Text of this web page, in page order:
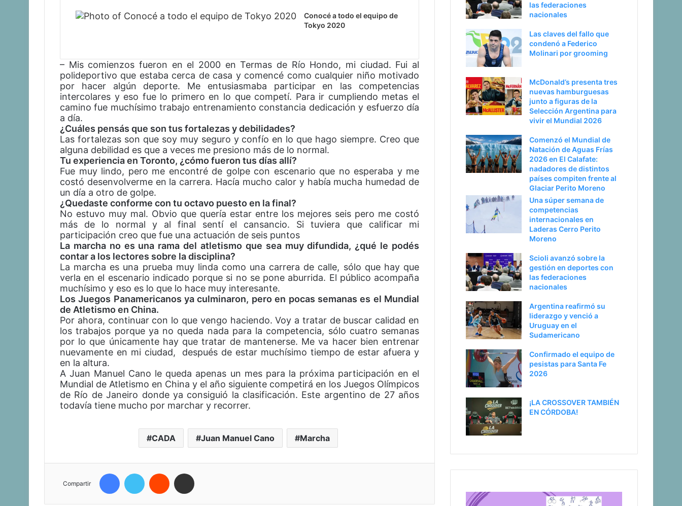
Conocé a todo el equipo de
Tokyo 2020
– Mis comienzos fueron en el 2000 en Termas de Río Hondo, mi ciudad. Fui al
polideportivo que estaba cerca de casa y comencé como cualquier niño motivado
por hacer algún deporte. Me entusiasmaba participar en las competencias
intercolares y eso fue lo primero en lo que competí. Para ir cumpliendo metas el
camino fue muchísimo trabajo entrenamiento constancia dedicación y esfuerzo día
a día.
¿Cuáles pensás que son tus fortalezas y debilidades?
Las fortalezas son que soy muy seguro y confío en lo que hago siempre. Creo que
alguna debilidad es que a veces me presiono más de lo normal.
Tu experiencia en Toronto, ¿cómo fueron tus días allí?
Fue muy lindo, pero me encontré de golpe con escenario que no esperaba y me
costó desenvolverme en la carrera. Hacía mucho calor y había mucha humedad de
un día a otro de golpe.
¿Quedaste conforme con tu octavo puesto en la final?
No estuvo muy mal. Obvio que quería estar entre los mejores seis pero me costó
más de lo normal y al final sentí el cansancio. Si tuviera que calificar mi
participación creo que fue una actuación de seis puntos
La marcha no es una rama del atletismo que sea muy difundida, ¿qué le podés
contar a los lectores sobre la disciplina?
La marcha es una prueba muy linda como una carrera de calle, sólo que hay que
verla en el escenario indicado porque si no se pone aburrida. El público acompaña
muchísimo y eso es lo que lo hace muy interesante.
Los Juegos Panamericanos ya culminaron, pero en pocas semanas es el Mundial
de Atletismo en China.
Por ahora, continuar con lo que vengo haciendo. Voy a tratar de buscar calidad en
los trabajos porque ya no queda nada para la competencia, sólo cuatro semanas
por lo que únicamente hay que tratar de mantenerse. Me va hacer bien entrenar
nuevamente en mi ciudad, después de estar muchísimo tiempo de estar afuera y
en la altura.
A Juan Manuel Cano le queda apenas un mes para la próxima participación en el
Mundial de Atletismo en China y el año siguiente competirá en los Juegos Olímpicos
de Río de Janeiro donde ya consiguió la clasificación. Este argentino de 27 años
todavía tiene mucho por marchar y recorrer.
CADA Juan Manuel Cano Marcha
Compartir
i
r
g
n
a
las federaciones
nacionales
Las claves del fallo que
condenó a Federico
Molinari por grooming
McDonald’s presenta tres
nuevas hamburguesas
junto a figuras de la
Selección Argentina para
vivir el Mundial 2026
Comenzó el Mundial de
Natación de Aguas Frías
2026 en El Calafate:
nadadores de distintos
países compiten frente al
Glaciar Perito Moreno
Una súper semana de
competencias
internacionales en
Laderas Cerro Perito
Moreno
Scioli avanzó sobre la
gestión en deportes con
las federaciones
nacionales
Argentina reafirmó su
liderazgo y venció a
Uruguay en el
Sudamericano
Confirmado el equipo de
pesistas para Santa Fe
2026
¡LA CROSSOVER TAMBIÉN
EN CÓRDOBA!